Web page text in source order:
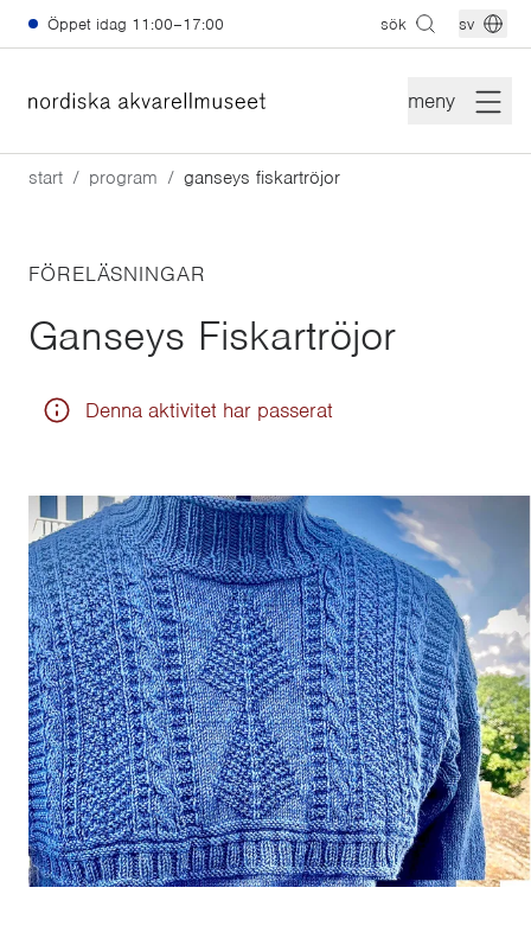
Hoppa till huvudinnehåll
Öppet idag 11:00–17:00 sök sv
meny
start program ganseys fiskartröjor
FÖRELÄSNINGAR
Ganseys Fiskartröjor
Denna aktivitet har passerat